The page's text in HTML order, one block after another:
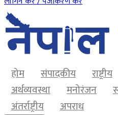
होम संपादकीय राष्ट्रीय
अर्थव्यवस्था
मनोरंजन
अंतर्राष्ट्रीय
अपराध